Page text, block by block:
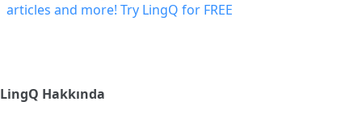
LingQ Hakkında